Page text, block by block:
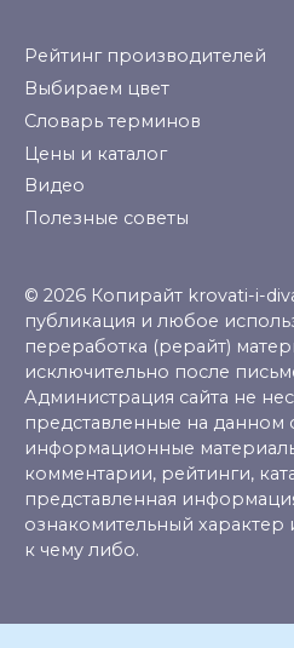
Рейтинг производителей
Выбираем цвет
Словарь терминов
Цены и каталог
Видео
Полезные советы
© 2026 Копирайт krovati-i-
публикация и любое
переработка (рерайт)
исключительно после
Администрация сайта не
представленные на данном
информационные
комментарии, рейтинги,
представленная
ознакомительный характер
к чему либо.